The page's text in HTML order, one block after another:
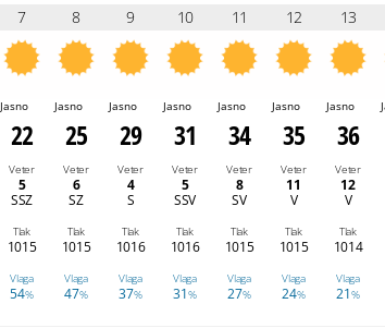
7 8 9 10 11 12 13
Jasno Jasno Jasno Jasno Jasno Jasno Jasno
22 25 29 31 34 35 36
Veter
5
SSZ
Veter
6
SZ
Veter
4
S
Veter
5
SSV
Veter
8
SV
Veter
11
V
Veter
12
V
Tlak
1015
Tlak
1015
Tlak
1016
Tlak
1016
Tlak
1015
Tlak
1015
Tlak
1014
Vlaga
54%
Vlaga
47%
Vlaga
37%
Vlaga
31%
Vlaga
27%
Vlaga
24%
Vlaga
21%